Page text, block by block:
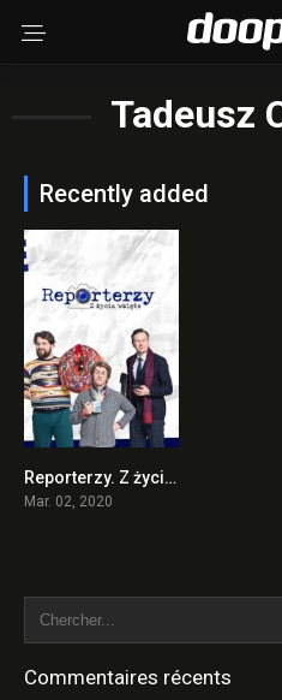
Tadeusz
Recently added
0Reporterzy. Z życia wzięte 2020 en Streaming HD Gratuit !
Mar. 02, 2020
Commentaires récents